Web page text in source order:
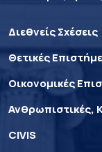
Διεθνείς Σχέσεις
Θετικές
Οικονομικές
Ανθρωπιστικές,
CIVIS